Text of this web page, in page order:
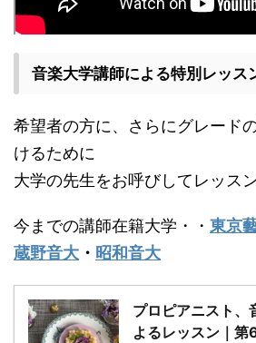
音楽大学講師による特別レッス
希望者の方に、さらにグレード
けるために
大学の先生をお呼びしてレッス
今までの講師在籍大学・・ 東京
蔵野音大 ・ 昭和音大
プロピアニスト、
よるレッスン｜第